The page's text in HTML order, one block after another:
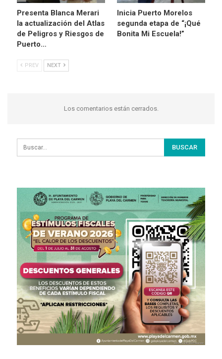
Presenta Blanca Merari
la actualización del Atlas
de Peligros y Riesgos de
Puerto…
Inicia Puerto Morelos
segunda etapa de “¡Qué
Bonita Mi Escuela!”
PREV NEXT
Los comentarios están cerrados.